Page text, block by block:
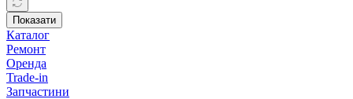
Показати
Каталог
Ремонт
Оренда
Trade-in
Запчастини